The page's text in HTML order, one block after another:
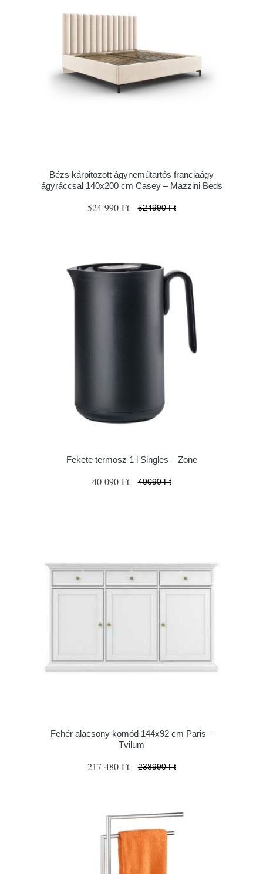
Bézs kárpitozott ágyneműtartós franciaágy
ágyráccsal 140x200 cm Casey – Mazzini Beds
524 990 Ft 524990 Ft
Fekete termosz 1 l Singles – Zone
40 090 Ft 40090 Ft
Fehér alacsony komód 144x92 cm Paris –
Tvilum
217 480 Ft 238990 Ft